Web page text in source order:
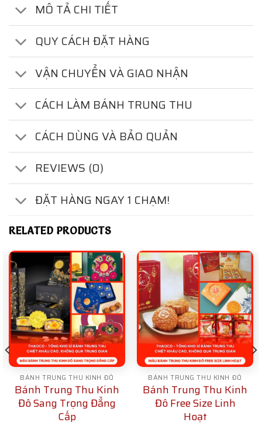
MÔ TẢ CHI TIẾT
QUY CÁCH ĐẶT HÀNG
VẬN CHUYỂN VÀ GIAO NHẬN
CÁCH LÀM BÁNH TRUNG THU
CÁCH DÙNG VÀ BẢO QUẢN
REVIEWS (0)
ĐẶT HÀNG NGAY 1 CHẠM!
RELATED PRODUCTS
BÁNH TRUNG THU KINH ĐÔ
Bánh Trung Thu Kinh
Đô Sang Trọng Đẳng
Cấp
BÁNH TRUNG THU KINH ĐÔ
Bánh Trung Thu Kinh
Đô Free Size Linh
Hoạt